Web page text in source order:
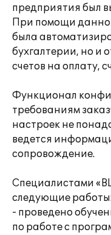
предприятия был
При помощи
была
бухгалтерии, но и
счетов на оплату,
Функционал
требованиям
настроек не
ведется
сопровождение.
Специалистами
следующие
- проведено
по работе с